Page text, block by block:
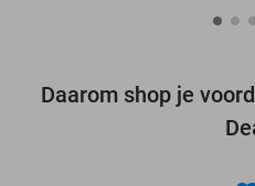
Daarom shop je